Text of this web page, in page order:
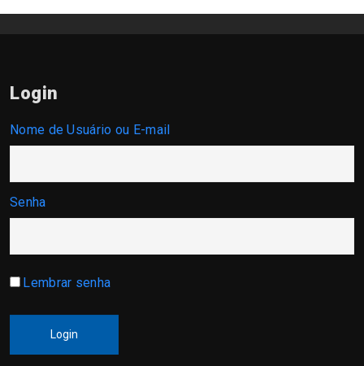
Login
Nome de Usuário ou E-mail
Senha
Lembrar senha
Login